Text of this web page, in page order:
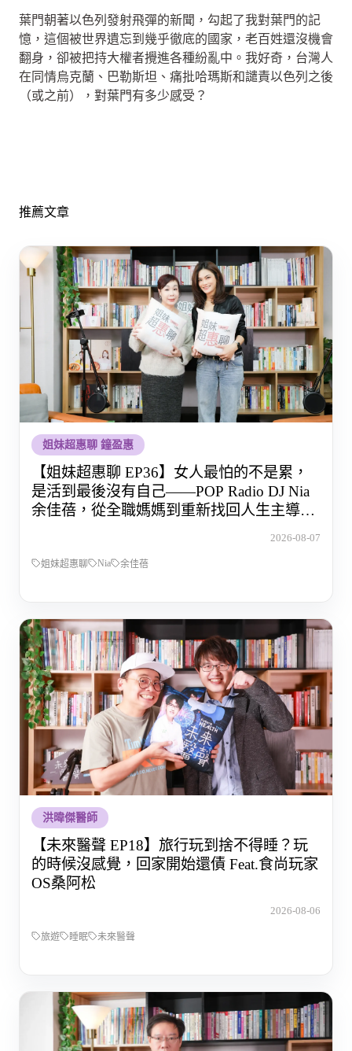
葉門朝著以色列發射飛彈的新聞，勾起了我對葉門的記
憶，這個被世界遺忘到幾乎徹底的國家，老百姓還沒機會
翻身，卻被把持大權者攪進各種紛亂中。我好奇，台灣人
在同情烏克蘭、巴勒斯坦、痛批哈瑪斯和譴責以色列之後
（或之前），對葉門有多少感受？
推薦文章
姐妹超惠聊 鐘盈惠
【姐妹超惠聊 EP36】女人最怕的不是累，
是活到最後沒有自己——POP Radio DJ Nia
余佳蓓，從全職媽媽到重新找回人生主導權
2026-08-07
姐妹超惠聊 Nia 余佳蓓
洪暐傑醫師
【未來醫聲 EP18】旅行玩到捨不得睡？玩
的時候沒感覺，回家開始還債 Feat.食尚玩家
OS桑阿松
2026-08-06
旅遊 睡眠 未來醫聲